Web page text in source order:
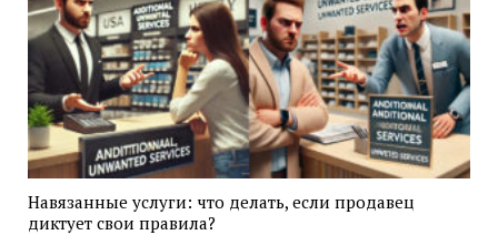
Навязанные услуги: что делать, если продавец
диктует свои правила?